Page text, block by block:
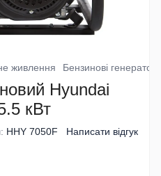
живлення Бензинові
Hyundai
кВт
HHY 7050F Написати відгук